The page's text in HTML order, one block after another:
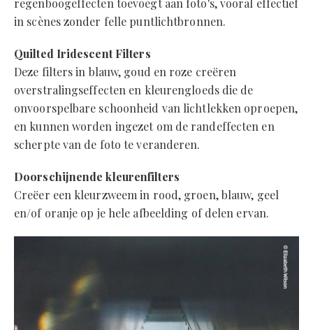
regenboogeffecten toevoegt aan foto's, vooral effectief
in scènes zonder felle puntlichtbronnen.
Quilted Iridescent Filters
Deze filters in blauw, goud en roze creëren
overstralingseffecten en kleurengloeds die de
onvoorspelbare schoonheid van lichtlekken oproepen,
en kunnen worden ingezet om de randeffecten en
scherpte van de foto te veranderen.
Doorschijnende kleurenfilters
Creëer een kleurzweem in rood, groen, blauw, geel
en/of oranje op je hele afbeelding of delen ervan.